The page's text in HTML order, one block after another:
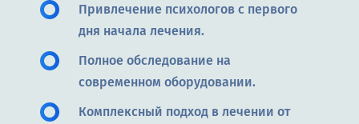
Привлечение психологов с первого
дня начала лечения.
Полное обследование на
современном оборудовании.
Комплексный подход в лечении от